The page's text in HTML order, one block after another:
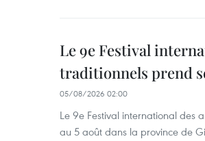
Le 9e Festival
traditionnels prend
05/08/2026 02:00
Le 9e Festival international des
au 5 août dans la province de